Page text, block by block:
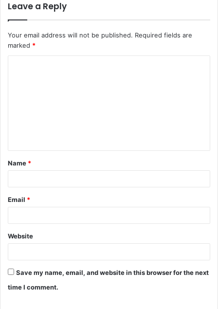
Leave a Reply
Your email address will not be published. Required fields are
marked *
t
*
Name *
Email *
Website
Save my name, email, and website in this browser for the next
time I comment.